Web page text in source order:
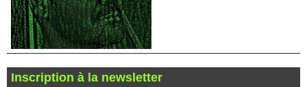
Inscription à la newsletter